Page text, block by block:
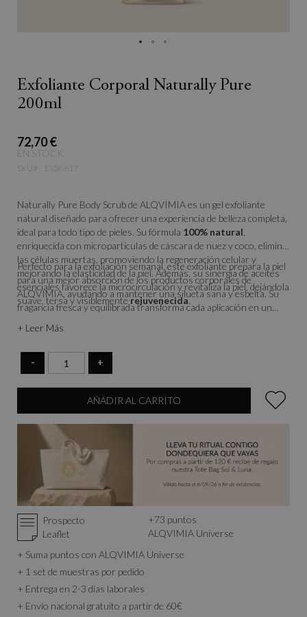
Exfoliante Corporal Naturally Pure
200ml
72,70 €
EN STOCK
Naturally Pure Body Scrub de ALQVIMIA es un gel exfoliante
natural diseñado para ofrecer una experiencia de belleza completa,
ideal para todo tipo de pieles. Su fórmula 100% natural
enriquecida con micropartículas de cáscara de nuez y coco, elimina
las células muertas, promoviendo la regeneración celular y
mejorando la elasticidad de la piel. Además, su sinergia de aceites
esenciales favorece la microcirculación y revitaliza la piel, dejándola
suave, tersa y visiblementerejuvenecida.
Perfecto para la exfoliación semanal, este exfoliante prepara la piel
para una mejor absorción de los productos corporales de
ALQVIMIA, ayudando a mantener una silueta sana y esbelta. Su
fragancia fresca y equilibrada transforma cada aplicación en un
+ Leer Más
- +
AÑADIR AL CARRITO
Prospecto
Leaflet
+73 puntos
ALQVIMIA Universe
+ Suma puntos con ALQVIMIA Universe
+ 1 set de muestras por pedido
+ Entrega en 2-3 días laborales
+ Envío nacional gratuito a partir de 60€